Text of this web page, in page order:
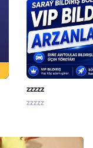
zzzzz
zzzzz